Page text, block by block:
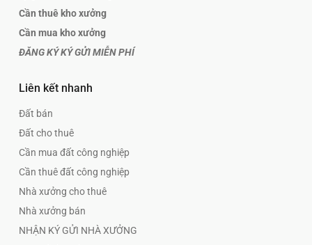
Cần thuê kho xưởng
Cần mua kho xưởng
ĐĂNG KÝ KÝ GỬI MIỄN PHÍ
Liên kết nhanh
Đất bán
Đất cho thuê
Cần mua đất công nghiệp
Cần thuê đất công nghiệp
Nhà xưởng cho thuê
Nhà xưởng bán
NHẬN KÝ GỬI NHÀ XƯỞNG